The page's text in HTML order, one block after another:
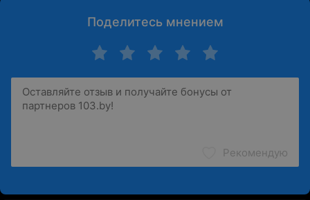
Поделитесь мнением
Рекомендую